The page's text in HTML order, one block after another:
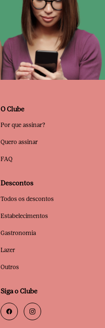
O Clube
Por que assinar?
Quero assinar
FAQ
Descontos
Todos os descontos
Estabelecimentos
Gastronomia
Lazer
Outros
Siga o Clube